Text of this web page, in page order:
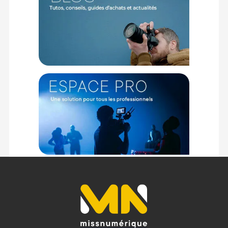
La poignée Khronos Focus PD ajoute un contrôle avancé à
votre iPhone. Dotée d’une molette de mise au point et de
zoom, elle utilise le Bluetooth pour piloter les fonctions de la
caméra, tout en offrant une meilleure stabilité grâce à sa
rechargeable via USB-C, permet également d’alimenter
d’autres accessoires via les connexions intégrées de la cage.
Filtres ND professionnels inclus
Le système de filtre ND magnétique avec support pivotant
permet une installation facile sur les trois objectifs de
l’iPhone. Grâce aux filtres FSND 0,6 et 1,2 inclus, vous pouvez
contrôler avec précision l’exposition de vos plans sans
Installation rapide et compatible avec de nombreux
Grâce à son système de fixation rapide sans outil, le boîtier